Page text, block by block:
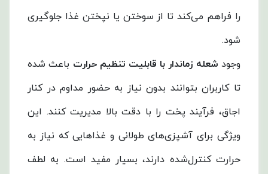
را فراهم می‌کند تا از سوختن یا نپختن غذا جلوگیری
شود.
وجود شعله زماندار با قابلیت تنظیم حرارت باعث شده
تا کاربران بتوانند بدون نیاز به حضور مداوم در کنار
اجاق، فرآیند پخت را با دقت بالا مدیریت کنند. این
ویژگی برای آشپزی‌های طولانی و غذاهایی که نیاز به
حرارت کنترل‌شده دارند، بسیار مفید است. به لطف